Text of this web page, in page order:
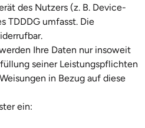
des Nutzers (z. B. Device-
TDDDG umfasst. Die
Ihre Daten nur insoweit
seiner Leistungspflichten
in Bezug auf diese
ein: